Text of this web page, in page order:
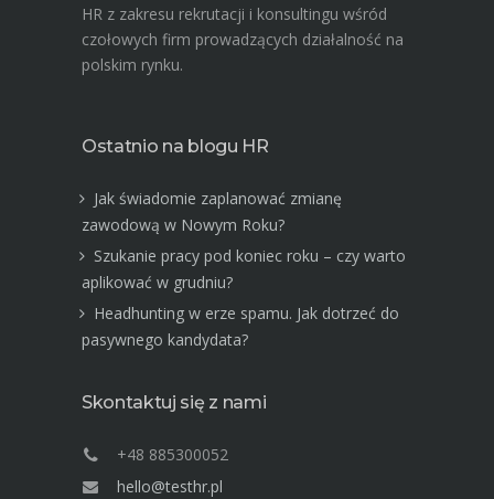
HR z zakresu rekrutacji i konsultingu wśród
czołowych firm prowadzących działalność na
polskim rynku.
Ostatnio na blogu HR
Jak świadomie zaplanować zmianę
zawodową w Nowym Roku?
Szukanie pracy pod koniec roku – czy warto
aplikować w grudniu?
Headhunting w erze spamu. Jak dotrzeć do
pasywnego kandydata?
Skontaktuj się z nami
+48 885300052
hello@testhr.pl